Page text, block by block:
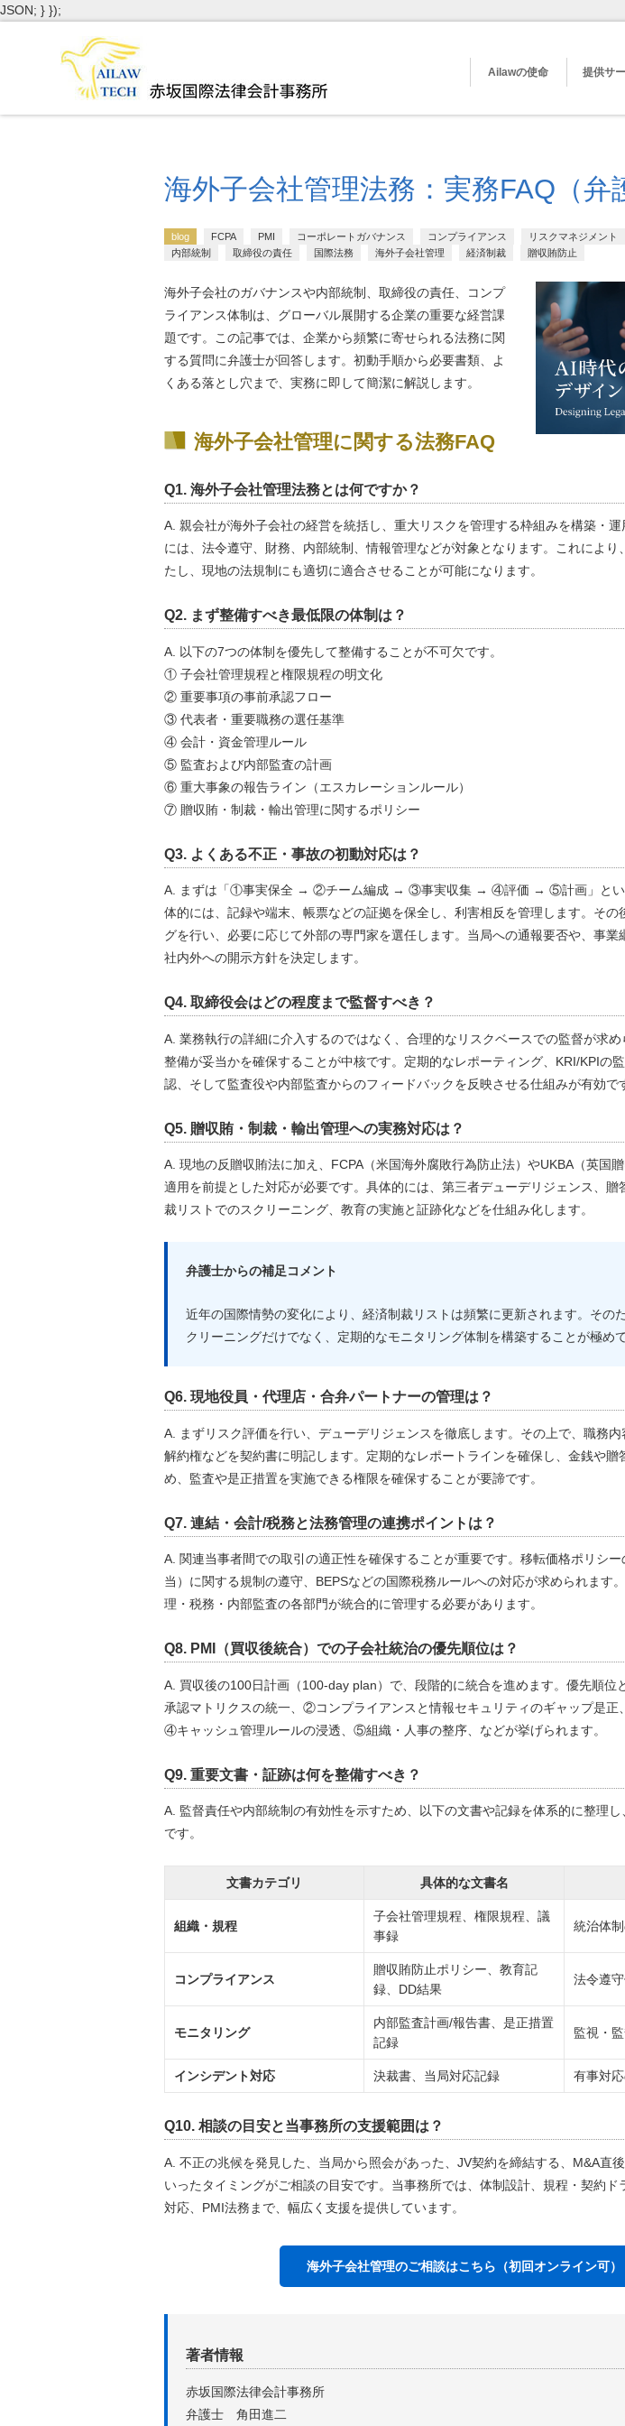
JSON; } });
Ailawの使命 提供サ
海外子会社管理法務：実務FAQ（弁
blog FCPA PMI コーポレートガバナンス コンプライアンス リスクマネジメント
内部統制
取締役の責任 国際法務 海外子会社管理 経済制裁 贈収賄防止
海外子会社のガバナンスや内部統制、取締役の責任、コンプ
ライアンス体制は、グローバル展開する企業の重要な経営課
題です。この記事では、企業から頻繁に寄せられる法務に関
する質問に弁護士が回答します。初動手順から必要書類、よ
くある落とし穴まで、実務に即して簡潔に解説します。
海外子会社管理に関する法務FAQ
Q1. 海外子会社管理法務とは何ですか？
A. 親会社が海外子会社の経営を統括し、重大リスクを管理する枠組みを構築・
には、法令遵守、財務、内部統制、情報管理などが対象となります。これにより
たし、現地の法規制にも適切に適合させることが可能になります。
Q2. まず整備すべき最低限の体制は？
A. 以下の7つの体制を優先して整備することが不可欠です。
① 子会社管理規程と権限規程の明文化
② 重要事項の事前承認フロー
③ 代表者・重要職務の選任基準
④ 会計・資金管理ルール
⑤ 監査および内部監査の計画
⑥ 重大事象の報告ライン（エスカレーションルール）
⑦ 贈収賄・制裁・輸出管理に関するポリシー
Q3. よくある不正・事故の初動対応は？
A. まずは「①事実保全 → ②チーム編成 → ③事実収集 → ④評価 → ⑤計画」とい
体的には、記録や端末、帳票などの証拠を保全し、利害相反を管理します。その
グを行い、必要に応じて外部の専門家を選任します。当局への通報要否や、事業
社内外への開示方針を決定します。
Q4. 取締役会はどの程度まで監督すべき？
A. 業務執行の詳細に介入するのではなく、合理的なリスクベースでの監督が求め
整備が妥当かを確保することが中核です。定期的なレポーティング、KRI/KPIの
認、そして監査役や内部監査からのフィードバックを反映させる仕組みが有効で
Q5. 贈収賄・制裁・輸出管理への実務対応は？
A. 現地の反贈収賄法に加え、FCPA（米国海外腐敗行為防止法）やUKBA（英国
適用を前提とした対応が必要です。具体的には、第三者デューデリジェンス、贈
裁リストでのスクリーニング、教育の実施と証跡化などを仕組み化します。
弁護士からの補足コメント
近年の国際情勢の変化により、経済制裁リストは頻繁に更新されます。その
クリーニングだけでなく、定期的なモニタリング体制を構築することが極め
Q6. 現地役員・代理店・合弁パートナーの管理は？
A. まずリスク評価を行い、デューデリジェンスを徹底します。その上で、職務内
解約権などを契約書に明記します。定期的なレポートラインを確保し、金銭や贈
め、監査や是正措置を実施できる権限を確保することが要諦です。
Q7. 連結・会計/税務と法務管理の連携ポイントは？
A. 関連当事者間での取引の適正性を確保することが重要です。移転価格ポリシ
当）に関する規制の遵守、BEPSなどの国際税務ルールへの対応が求められます
理・税務・内部監査の各部門が統合的に管理する必要があります。
Q8. PMI（買収後統合）での子会社統治の優先順位は？
A. 買収後の100日計画（100-day plan）で、段階的に統合を進めます。優先順
承認マトリクスの統一、②コンプライアンスと情報セキュリティのギャップ是正
④キャッシュ管理ルールの浸透、⑤組織・人事の整序、などが挙げられます。
Q9. 重要文書・証跡は何を整備すべき？
A. 監督責任や内部統制の有効性を示すため、以下の文書や記録を体系的に整理
です。
文書カテゴリ 具体的な文書名
組織・規程
子会社管理規程、権限規程、議
事録
統治体
コンプライアンス
贈収賄防止ポリシー、教育記
録、DD結果
法令遵
モニタリング
内部監査計画/報告書、是正措置
記録
監視・
インシデント対応 決裁書、当局対応記録 有事対
Q10. 相談の目安と当事務所の支援範囲は？
A. 不正の兆候を発見した、当局から照会があった、JV契約を締結する、M&A直
いったタイミングがご相談の目安です。当事務所では、体制設計、規程・契約ド
対応、PMI法務まで、幅広く支援を提供しています。
海外子会社管理のご相談はこちら（初回オンライン可）
著者情報
赤坂国際法律会計事務所
弁護士 角田進二